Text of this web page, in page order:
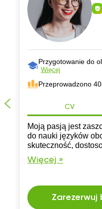
Przygotowanie do
Więcej
Przeprowadzono
CV
Moją pasją jest
do nauki języków
skuteczność,
potrzeb uczniów, maksimum interakcji i
aktywności z ich
Więcej »
Zarezerwuj